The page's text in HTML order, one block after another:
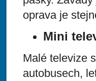
oprava je
Mini
Malé televize
autobusech,